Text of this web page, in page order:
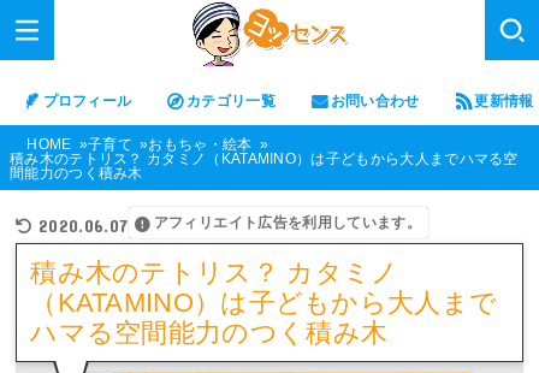
プロフィール カテゴリ一覧 お問い合わせ 更新情報
HOME 子育て
おもちゃ・絵本
積み木のテトリス？ カタミノ（KATAMINO）は子どもから大人までハマる空
間能力のつく積み木
2020.06.07 アフィリエイト広告を利用しています。
積み木のテトリス？ カタミノ
（KATAMINO）は子どもから大人まで
ハマる空間能力のつく積み木